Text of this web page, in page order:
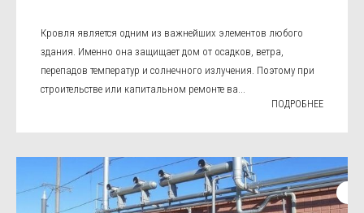
Кровля является одним из важнейших элементов любого
здания. Именно она защищает дом от осадков, ветра,
перепадов температур и солнечного излучения. Поэтому при
строительстве или капитальном ремонте ва...
ПОДРОБНЕЕ